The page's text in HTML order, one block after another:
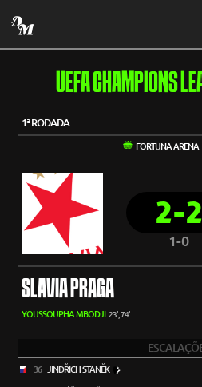
UEFA CHAMPIONS
1ª RODADA
FORTUNA
2-2
1-0
SLAVIA PRAGA
YOUSSOUPHA MBODJI 23', 74'
36 JINDŘICH STANĚK